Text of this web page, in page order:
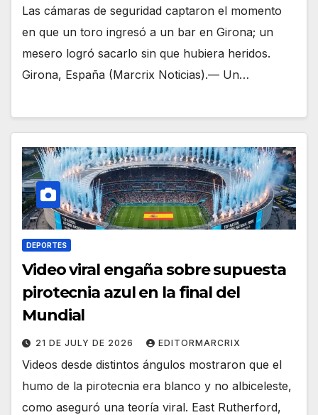
Las cámaras de seguridad captaron el momento
en que un toro ingresó a un bar en Girona; un
mesero logró sacarlo sin que hubiera heridos.
Girona, España (Marcrix Noticias).— Un…
DEPORTES
Video viral engaña sobre supuesta
pirotecnia azul en la final del
Mundial
21 DE JULY DE 2026 EDITORMARCRIX
Videos desde distintos ángulos mostraron que el
humo de la pirotecnia era blanco y no albiceleste,
como aseguró una teoría viral. East Rutherford,